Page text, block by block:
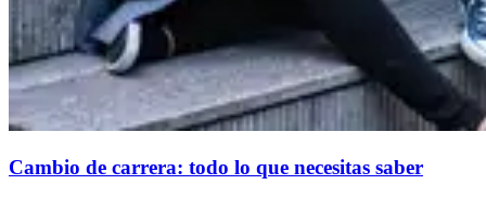
Cambio de carrera: todo lo que necesitas saber